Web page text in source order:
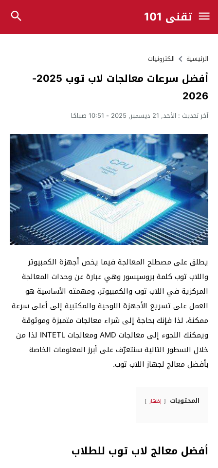
تقني 101
الرئيسية الكترونيات
أفضل سرعات معالجات لاب توب 2025-
2026
آخر تحديث : الأحد, 21 ديسمبر, 2025 - 10:51 صباحًا
يطلق على مصطلح المعالجة فيما يخص أجهزة الكمبيوتر
واللاب توب كلمة بروسيسور وهي عبارة عن وحدات المعالجة
المركزية في اللاب توب والكمبيوتر، ومهمته الأساسية هو
العمل على تسريع الأجهزة اللوحية والمكتبية إلى أعلى سرعة
ممكنة، لذا فإنك بحاجة إلى شراء معالجات متميزة وموثوقة
ويمكنك اللجوء إلى معالجات AMD ومعالجات INTETL لذا من
خلال السطور التالية سنتعرّف على أبرز المعلومات الخاصة
بأفضل معالج لجهاز اللاب توب.
المحتويات إظهار
أفضل معالج لاب توب للطلاب